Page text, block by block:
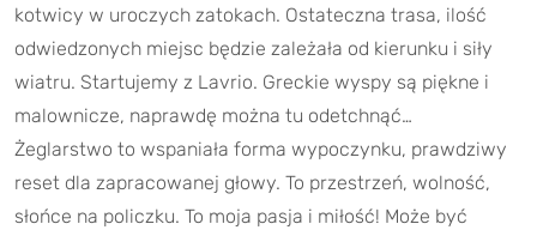
kotwicy w uroczych zatokach. Ostateczna trasa, ilość
odwiedzonych miejsc będzie zależała od kierunku i siły
wiatru. Startujemy z Lavrio. Greckie wyspy są piękne i
malownicze, naprawdę można tu odetchnąć…
Żeglarstwo to wspaniała forma wypoczynku, prawdziwy
reset dla zapracowanej głowy. To przestrzeń, wolność,
słońce na policzku. To moja pasja i miłość! Może być